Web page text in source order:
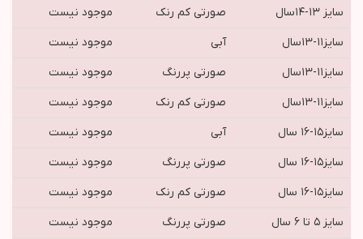
سايز ١٣-١٤سال
صورتی کم رنک
موجود نیست
سايز١١-١٣سال
آبی
موجود نیست
سايز١١-١٣سال
صورتي پررنگ
موجود نیست
سايز١١-١٣سال
صورتی کم رنک
موجود نیست
سايز١٥-١٦ سال
آبی
موجود نیست
سايز١٥-١٦ سال
صورتي پررنگ
موجود نیست
سايز١٥-١٦ سال
صورتی کم رنک
موجود نیست
سایز ۵ تا ۶ سال
صورتي پررنگ موجود نیست